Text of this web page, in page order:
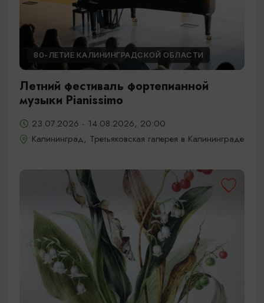
80-ЛЕТИЕ КАЛИНИНГРАДСКОЙ ОБЛАСТИ
Летний фестиваль фортепианной
музыки Pianissimo
23.07.2026 - 14.08.2026, 20:00
Калининград, Третьяковская галерея в Калининграде